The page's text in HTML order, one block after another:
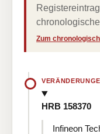
Zum
HRB 158370
Infineon